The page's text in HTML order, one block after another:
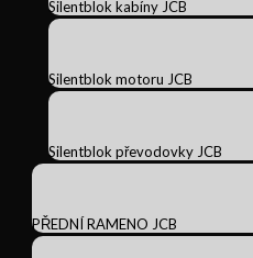
Silentblok kabíny JCB
Silentblok motoru JCB
Silentblok převodovky JCB
PŘEDNÍ RAMENO JCB